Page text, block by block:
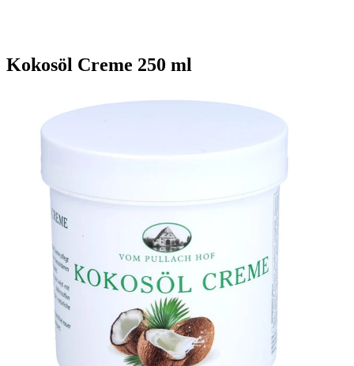
Kokosöl Creme 250 ml